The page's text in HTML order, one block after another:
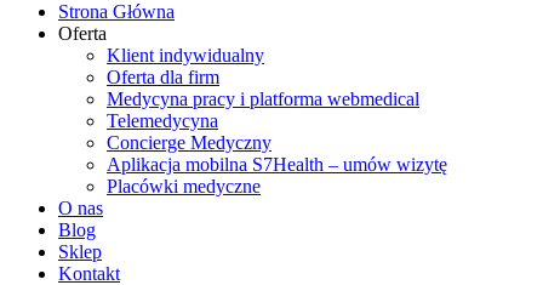
Strona Główna
Oferta
Klient indywidualny
Oferta dla firm
Medycyna pracy i platforma webmedical
Telemedycyna
Concierge Medyczny
Aplikacja mobilna S7Health – umów wizytę
Placówki medyczne
O nas
Blog
Sklep
Kontakt